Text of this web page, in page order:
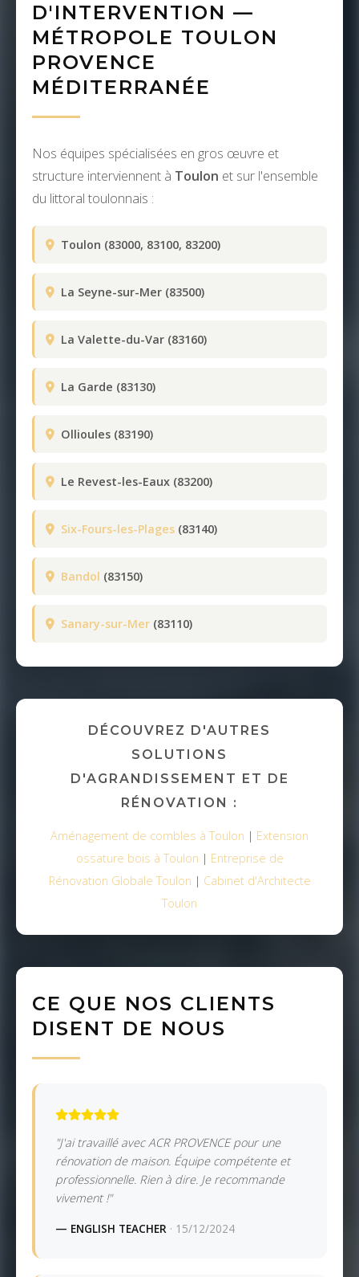
D'INTERVENTION —
MÉTROPOLE TOULON
PROVENCE
MÉDITERRANÉE
Nos équipes spécialisées en gros œuvre et
structure interviennent à Toulon et sur l'ensemble
du littoral toulonnais :
Toulon (83000, 83100, 83200)
La Seyne-sur-Mer (83500)
La Valette-du-Var (83160)
La Garde (83130)
Ollioules (83190)
Le Revest-les-Eaux (83200)
Six-Fours-les-Plages (83140)
Bandol (83150)
Sanary-sur-Mer (83110)
DÉCOUVREZ D'AUTRES
SOLUTIONS
D'AGRANDISSEMENT ET DE
RÉNOVATION :
Aménagement de combles à Toulon | Extension
ossature bois à Toulon | Entreprise de
Rénovation Globale Toulon | Cabinet d'Architecte
Toulon
CE QUE NOS CLIENTS
DISENT DE NOUS
"J'ai travaillé avec ACR PROVENCE pour une
rénovation de maison. Équipe compétente et
professionnelle. Rien à dire. Je recommande
vivement !"
— ENGLISH TEACHER · 15/12/2024